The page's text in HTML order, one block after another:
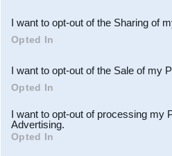
Downstream Participants
third parties.
I want to opt-out of the Sharing of
Opted In
I want to opt-out of the Sale of my
Opted In
I want to opt-out of processing my
Advertising.
Opted In